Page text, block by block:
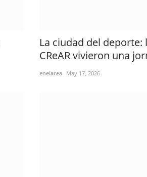
La ciudad del deporte:
CReAR vivieron una
enelarea May 17, 2026